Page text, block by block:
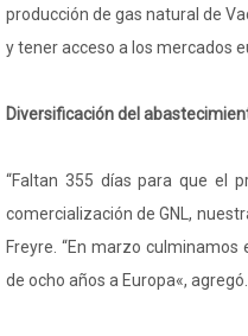
producción de gas natural de
y tener acceso a los mercados
Diversificación del
“Faltan 355 días para que el
comercialización de GNL,
Freyre. “En marzo
de ocho años a Europa«, agregó.